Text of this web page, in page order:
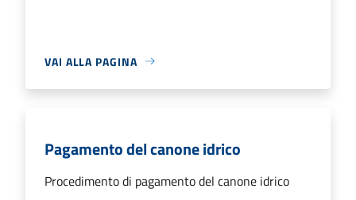
VAI ALLA PAGINA
Pagamento del canone idrico
Procedimento di pagamento del canone idrico